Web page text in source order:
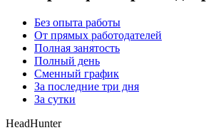
Без опыта работы
От прямых работодателей
Полная занятость
Полный день
Сменный график
За последние три дня
За сутки
HeadHunter